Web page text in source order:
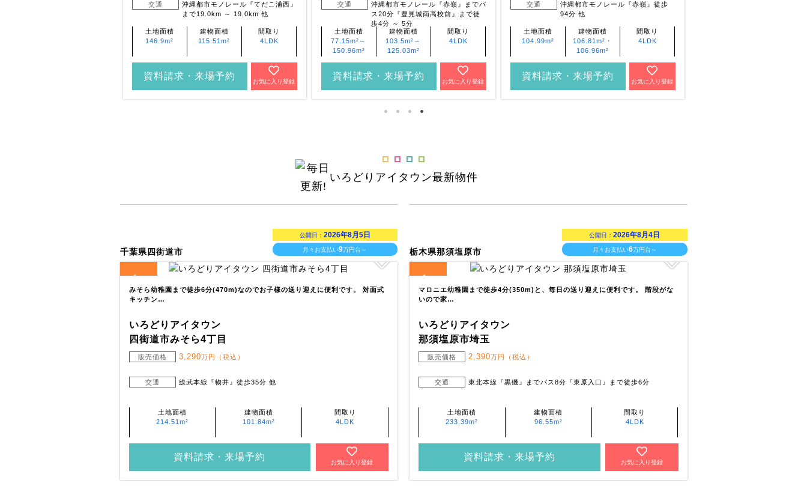
交通
沖縄都市モノレール『てだこ浦西』
まで19.0km ～ 19.0km 他
土地面積
146.9m²
建物面積
115.51m²
間取り
4LDK
資料請求・来場予約
お気に入り登録
交通
沖縄都市モノレール『赤嶺』までバ
ス20分『豊見城南高校前』まで徒
歩4分 ～ 5分
土地面積
77.15m²～
150.96m²
建物面積
103.5m²～
125.03m²
間取り
4LDK
資料請求・来場予約
お気に入り登録
交通
沖縄都市モノレール『赤嶺』徒歩
94分 他
土地面積
104.99m²
建物面積
106.81m²・
106.96m²
間取り
4LDK
資料請求・来場予約
お気に入り登録
いろどりアイタウン最新物件
千葉県四街道市
公開日： 2026年8月5日
月々お支払い9万円台～
1
みそら幼稚園まで徒歩6分(470m)なのでお子様の送り迎えに便利です。 対面式
キッチン…
いろどりアイタウン
四街道市みそら4丁目
販売価格 3,290万円（税込）
交通 総武本線『物井』徒歩35分 他
土地面積
214.51m²
建物面積
101.84m²
間取り
4LDK
資料請求・来場予約
お気に入り登録
栃木県那須塩原市
公開日：2026年8月4日
月々お支払い6万円台～
1
マロニエ幼稚園まで徒歩4分(350m)と、毎日の送り迎えに便利です。 階段がな
いので家…
いろどりアイタウン
那須塩原市埼玉
販売価格 2,390万円（税込）
交通 東北本線『黒磯』までバス8分『東原入口』まで徒歩6分
土地面積
233.39m²
建物面積
96.55m²
間取り
4LDK
資料請求・来場予約
お気に入り登録